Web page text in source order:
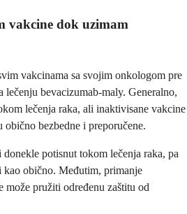
vakcine dok uzimam
vakcinama sa svojim onkologom pre
lečenju bevacizumab-maly. Generalno,
lečenja raka, ali inaktivisane vakcine
bezbedne i preporučene.
potisnut tokom lečenja raka, pa
kao obično. Međutim, primanje
pružiti određenu zaštitu od